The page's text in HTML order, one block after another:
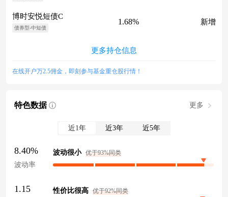
博时安悦短债C
债券型-中短债
1.68% 新增
更多持仓信息
在线开户万2.5佣金，即刻参与基金重仓股行情！
特色数据 更多
近1年 近3年 近5年
8.40%
波动率
波动很小 优于93%同类
1.15 性价比很高 优于92%同类